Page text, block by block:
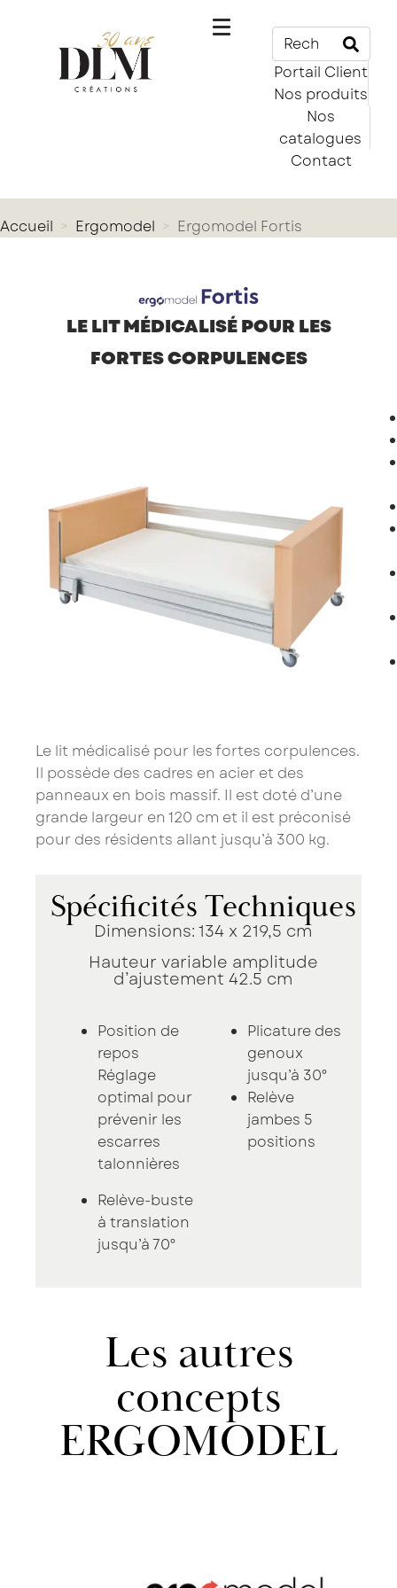
Portail Client
Nos produits
Nos
catalogues
Contact
Accueil Ergomodel Ergomodel Fortis
LE LIT MÉDICALISÉ POUR LES
FORTES CORPULENCES
Le lit médicalisé pour les fortes corpulences.
Il possède des cadres en acier et des
panneaux en bois massif. Il est doté d’une
grande largeur en 120 cm et il est préconisé
pour des résidents allant jusqu’à 300 kg.
Spécificités Techniques
Dimensions: 134 x 219,5 cm
Hauteur variable amplitude
d’ajustement 42.5 cm
Position de
repos
Réglage
optimal pour
prévenir les
escarres
talonnières
Relève-buste
à translation
jusqu’à 70°
Plicature des
genoux
jusqu’à 30°
Relève
jambes 5
positions
Les autres
concepts
ERGOMODEL